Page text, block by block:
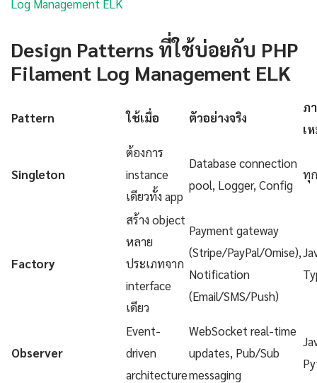
Log Management ELK
Design Patterns ที่ใช้บ่อยกับ PHP
Filament Log Management ELK
Pattern ใช้เมื่อ ตัวอย่างจริง
ภ
เ
Singleton
ต้องการ
instance
เดียวทั้ง app
Database connection
pool, Logger, Config
ทุ
Factory
สร้าง object
หลาย
ประเภทจาก
interface
เดียว
Payment gateway
(Stripe/PayPal/Omise),
Notification
(Email/SMS/Push)
Observer
Event-
driven
architecture
WebSocket real-time
updates, Pub/Sub
messaging